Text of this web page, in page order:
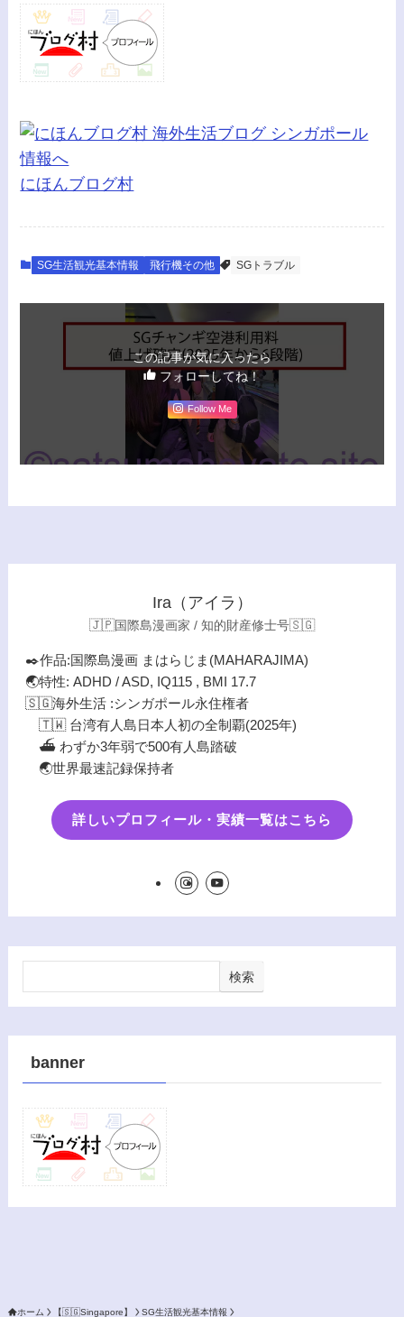
にほんブログ村
SG生活観光基本情報 飛行機その他 SGトラブル
この記事が気に入ったら
フォローしてね！
Follow Me
Ira（アイラ）
🇯🇵国際島漫画家 / 知的財産修士号🇸🇬
✒️作品:国際島漫画 まはらじま(MAHARAJIMA)
🌏特性: ADHD / ASD, IQ115 , BMI 17.7
🇸🇬海外生活 :シンガポール永住権者
🇹🇼 台湾有人島日本人初の全制覇(2025年)
⛴️ わずか3年弱で500有人島踏破
🌏世界最速記録保持者
詳しいプロフィール・実績一覧はこちら
検索
banner
ホーム 【🇸🇬Singapore】 SG生活観光基本情報